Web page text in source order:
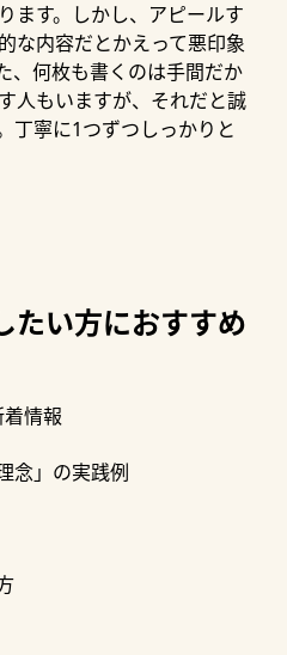
ます。しかし、アピールす
な内容だとかえって悪印象
、何枚も書くのは手間だか
人もいますが、それだと誠
丁寧に1つずつしっかりと
たい方におすすめ
情報
念」の実践例